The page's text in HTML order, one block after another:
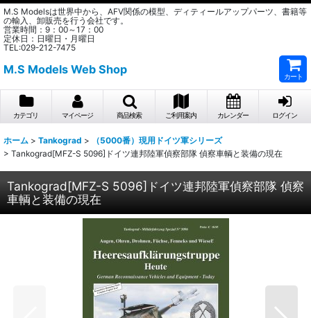
M.S Modelsは世界中から、AFV関係の模型、ディティールアップパーツ、書籍等
の輸入、卸販売を行う会社です。
営業時間：9：00～17：00
定休日：日曜日・月曜日
TEL:029-212-7475
M.S Models Web Shop
カート
カテゴリ マイページ 商品検索 ご利用案内 カレンダー ログイン
ホーム > Tankograd >
（5000番）現用ドイツ軍シリーズ
> Tankograd[MFZ-S 5096]ドイツ連邦陸軍偵察部隊 偵察車輌と装備の現在
Tankograd[MFZ-S 5096]ドイツ連邦陸軍偵察部隊 偵察
車輌と装備の現在